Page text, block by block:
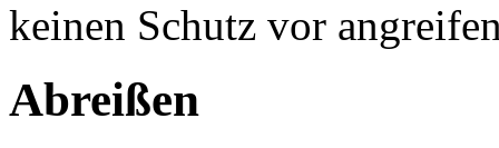
keinen Schutz vor
Abreißen